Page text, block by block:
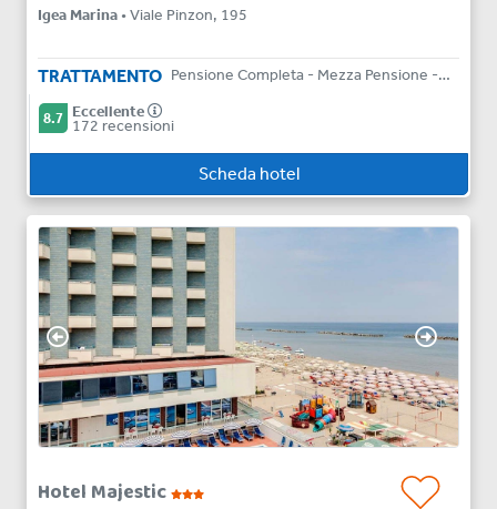
Igea Marina • Viale Pinzon, 195
TRATTAMENTO Pensione Completa - Mezza Pensione - Bed & Breakfast
8.7 Eccellente
172 recensioni
Scheda hotel
Hotel Majestic